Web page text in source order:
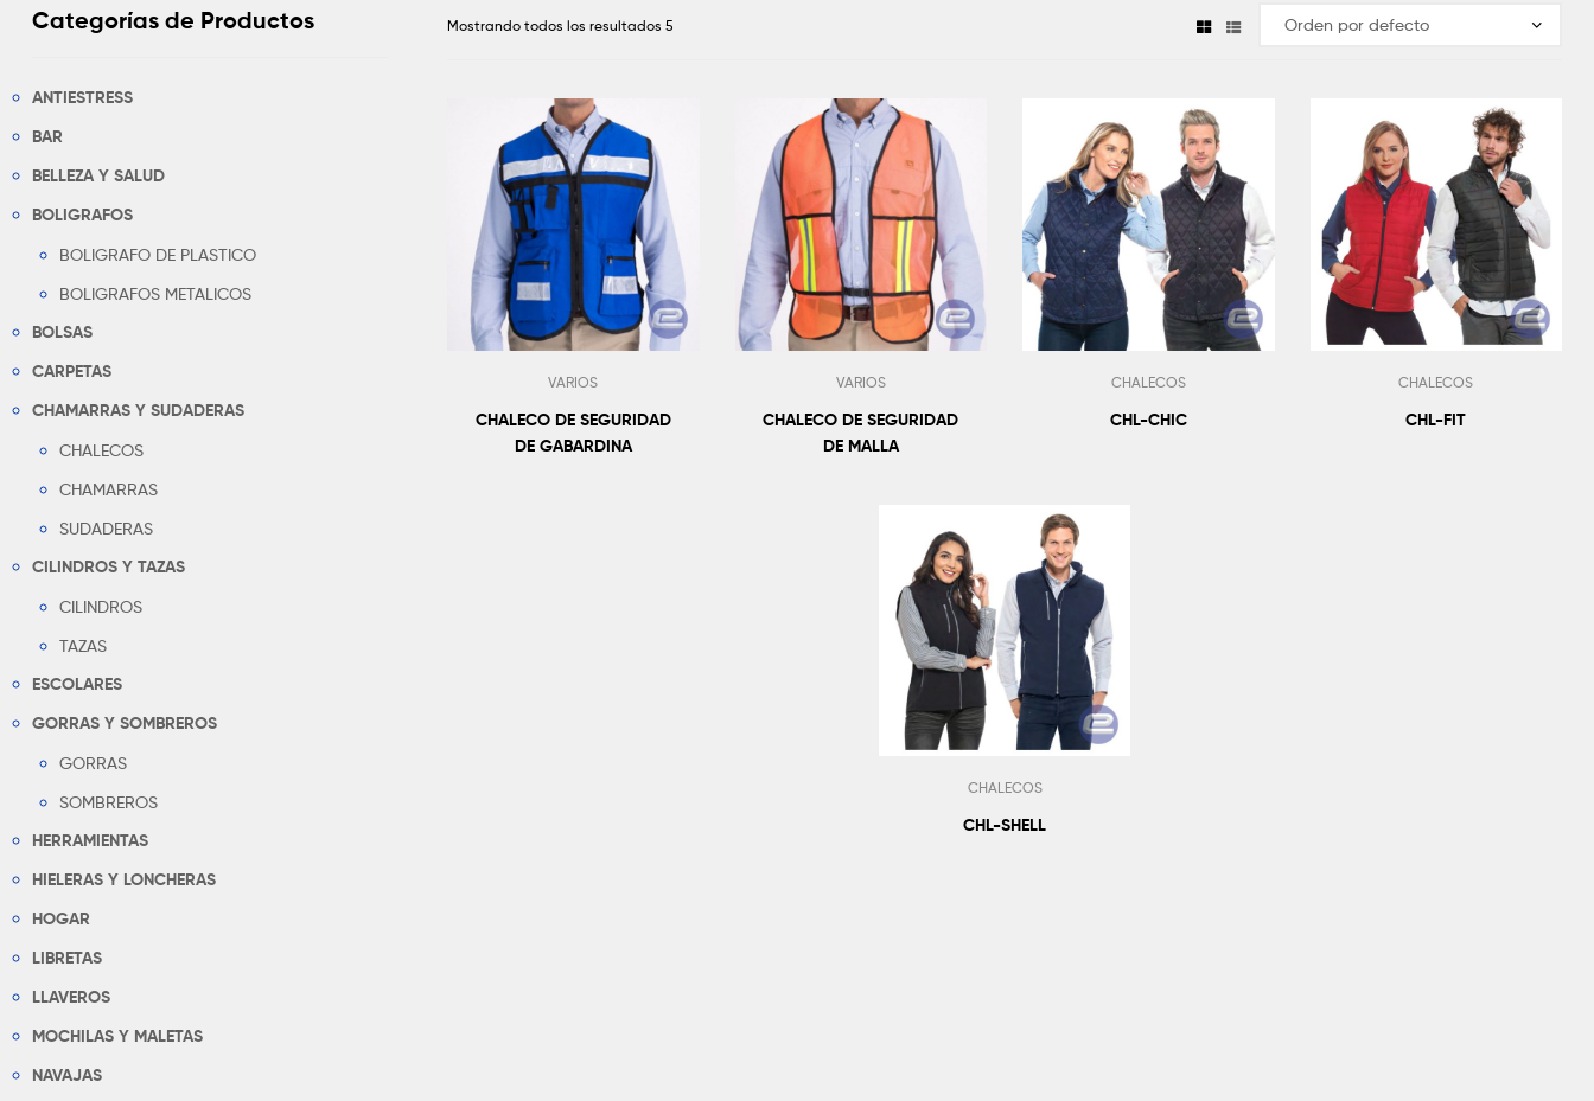
Mostrando todos los resultados 5
VARIOS
CHALECO DE SEGURIDAD
DE GABARDINA
VARIOS
CHALECO DE SEGURIDAD
DE MALLA
CHALECOS
CHL-CHIC
CHALECOS
CHL-FIT
CHALECOS
CHL-SHELL
Categorías de Productos
ANTIESTRESS
BAR
BELLEZA Y SALUD
BOLIGRAFOS
BOLIGRAFO DE PLASTICO
BOLIGRAFOS METALICOS
BOLSAS
CARPETAS
CHAMARRAS Y SUDADERAS
CHALECOS
CHAMARRAS
SUDADERAS
CILINDROS Y TAZAS
CILINDROS
TAZAS
ESCOLARES
GORRAS Y SOMBREROS
GORRAS
SOMBREROS
HERRAMIENTAS
HIELERAS Y LONCHERAS
HOGAR
LIBRETAS
LLAVEROS
MOCHILAS Y MALETAS
NAVAJAS